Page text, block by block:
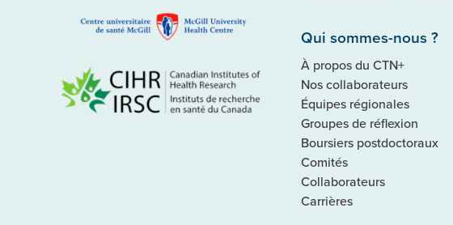
Qui sommes-nous ?
À propos du CTN+
Nos collaborateurs
Équipes régionales
Groupes de réflexion
Boursiers postdoctoraux
Comités
Collaborateurs
Carrières